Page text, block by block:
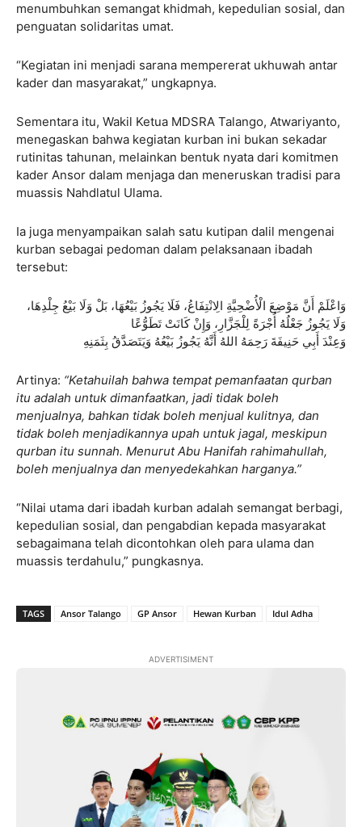
menumbuhkan semangat khidmah, kepedulian sosial, dan
penguatan solidaritas umat.
“Kegiatan ini menjadi sarana mempererat ukhuwah antar
kader dan masyarakat,” ungkapnya.
Sementara itu, Wakil Ketua MDSRA Talango, Atwariyanto,
menegaskan bahwa kegiatan kurban ini bukan sekadar
rutinitas tahunan, melainkan bentuk nyata dari komitmen
kader Ansor dalam menjaga dan meneruskan tradisi para
muassis Nahdlatul Ulama.
Ia juga menyampaikan salah satu kutipan dalil mengenai
kurban sebagai pedoman dalam pelaksanaan ibadah
tersebut:
وَاعْلَمْ أَنَّ مَوْضِعَ الْأُضْحِيَّةِ الِانْتِفَاعُ، فَلَا يَجُوزُ بَيْعُهَا، بَلْ وَلَا بَيْعُ جِلْدِهَا،
وَلَا يَجُوزُ جَعْلُهُ أُجْرَةً لِلْجَزَّارِ، وَإِنْ كَانَتْ تَطَوُّعًا
وَعِنْدَ أَبِي حَنِيفَةَ رَحِمَهُ اللهُ أَنَّهُ يَجُوزُ بَيْعُهُ وَيَتَصَدَّقُ بِثَمَنِهِ
Artinya: “Ketahuilah bahwa tempat pemanfaatan qurban
itu adalah untuk dimanfaatkan, jadi tidak boleh
menjualnya, bahkan tidak boleh menjual kulitnya, dan
tidak boleh menjadikannya upah untuk jagal, meskipun
qurban itu sunnah. Menurut Abu Hanifah rahimahullah,
boleh menjualnya dan menyedekahkan harganya.”
“Nilai utama dari ibadah kurban adalah semangat berbagi,
kepedulian sosial, dan pengabdian kepada masyarakat
sebagaimana telah dicontohkan oleh para ulama dan
muassis terdahulu,” pungkasnya.
TAGS Ansor Talango GP Ansor Hewan Kurban Idul Adha
ADVERTISIMENT